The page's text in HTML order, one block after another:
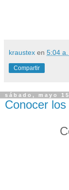
kraustex en 5:04 a.
Compartir
sábado, mayo
Conocer los